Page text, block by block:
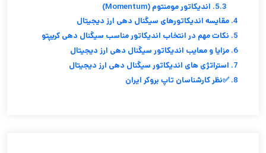
5.3. اندیکاتور مومنتوم (Momentum)
4. مقایسه اندیکاتورهای سیگنال دهی ارز دیجیتال
5. نکات مهم در انتخاب اندیکاتور مناسب سیگنال دهی کریپتو
6. مزایا و معایب اندیکاتور سیگنال دهی ارز دیجیتال
7. استراتژی های اندیکاتور سیگنال دهی ارز دیجیتال
8. ✅نظر کارشناسان تاپ بروکر ایران